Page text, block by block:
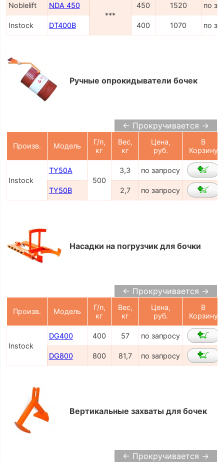
Noblelift
NDA 450
***
450 1520 по
Instock DT400B 400 1070 по
Ручные опрокидыватели бочек
← Прокручивается →
Произв. Модель
Г/п,
кг
Вес,
кг
Цена,
руб.
В
Корзину
Instock
TY50A
500
3,3 по запросу
TY50B 2,7 по запросу
Насадки на погрузчик для бочки
← Прокручивается →
Произв. Модель
Г/п,
кг
Вес,
кг
Цена,
руб.
В
Корзину
Instock
DG400 400 57 по запросу
DG800 800 81,7 по запросу
Вертикальные захваты для бочек
← Прокручивается →